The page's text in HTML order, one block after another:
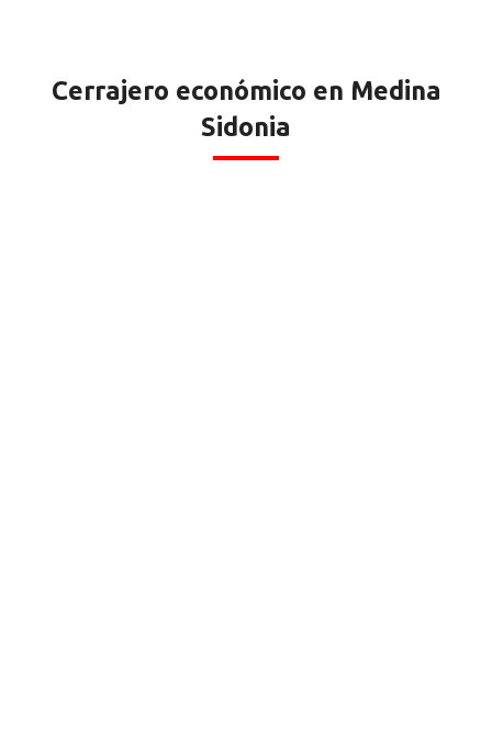
Cerrajero económico en Medina
Sidonia